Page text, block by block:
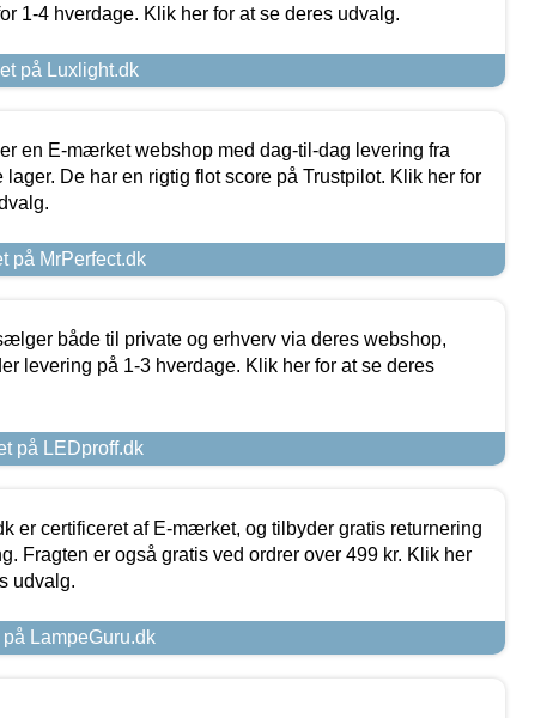
1-4 hverdage. Klik her for at se deres udvalg.
på Luxlight.dk
en E-mærket webshop med dag-til-dag levering fra
lager. De har en rigtig flot score på Trustpilot. Klik her for
på MrPerfect.dk
både til private og erhverv via deres webshop,
levering på 1-3 hverdage. Klik her for at se deres
på LEDproff.dk
er certificeret af E-mærket, og tilbyder gratis returnering
Fragten er også gratis ved ordrer over 499 kr. Klik her
udvalg.
LampeGuru.dk